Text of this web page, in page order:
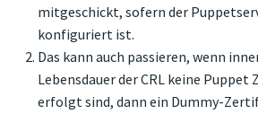
mitgeschickt, sofern der
konfiguriert ist.
Das kann auch passieren, wenn
Lebensdauer der CRL keine
erfolgt sind, dann ein Dummy-